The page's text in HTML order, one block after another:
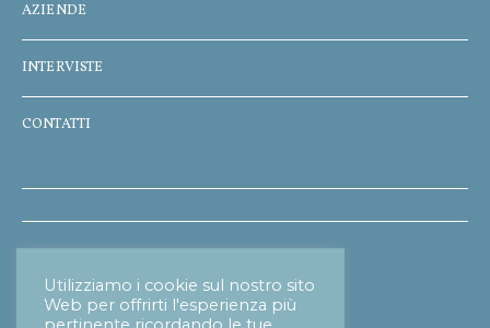
AZIENDE
INTERVISTE
CONTATTI
Informativa Privacy
Utilizziamo i cookie sul nostro sito
Web per offrirti l'esperienza più